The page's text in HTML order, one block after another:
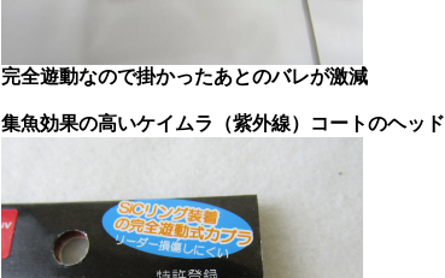
完全遊動なので掛かったあとのバレが激減
集魚効果の高いケイムラ（紫外線）コートのヘッド